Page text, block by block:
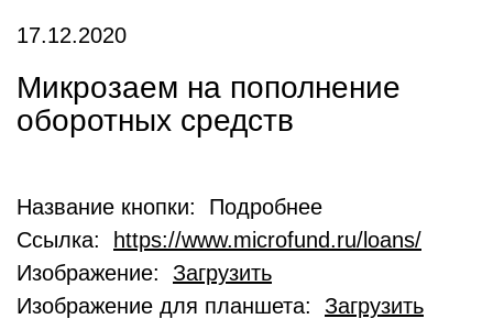
17.12.2020
Микрозаем на пополнение
оборотных средств
Название кнопки: Подробнее
Ссылка:
https://www.microfund.ru/loans/
Изображение: Загрузить
Изображение для планшета: Загрузить